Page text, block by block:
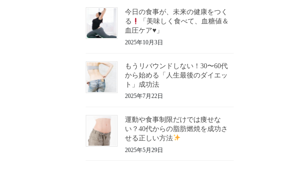
今日の食事が、未来の健康をつく
る
「美味しく食べて、血糖値＆
血圧ケア♥️ 」
2025年10月3日
もうリバウンドしない！30〜60代
から始める「人生最後のダイエッ
ト」成功法
2025年7月22日
運動や食事制限だけでは痩せな
い？40代からの脂肪燃焼を成功さ
せる正しい方法
2025年5月29日